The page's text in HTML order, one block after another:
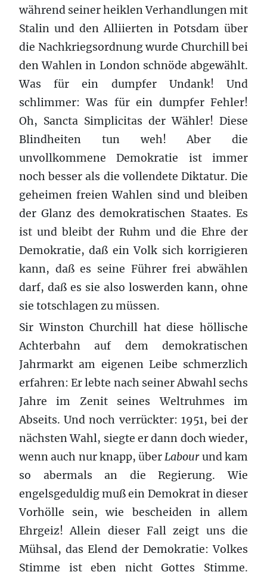
während seiner heiklen Verhandlungen mit
Stalin und den Alliierten in Potsdam über
die Nachkriegsordnung wurde Churchill bei
den Wahlen in London schnöde abgewählt.
Was für ein dumpfer Undank! Und
schlimmer: Was für ein dumpfer Fehler!
Oh, Sancta Simplicitas der Wähler! Diese
Blindheiten tun weh! Aber die
unvollkommene Demokratie ist immer
noch besser als die vollendete Diktatur. Die
geheimen freien Wahlen sind und bleiben
der Glanz des demokratischen Staates. Es
ist und bleibt der Ruhm und die Ehre der
Demokratie, daß ein Volk sich korrigieren
kann, daß es seine Führer frei abwählen
darf, daß es sie also loswerden kann, ohne
sie totschlagen zu müssen.
Sir Winston Churchill hat diese höllische
Achterbahn auf dem demokratischen
Jahrmarkt am eigenen Leibe schmerzlich
erfahren: Er lebte nach seiner Abwahl sechs
Jahre im Zenit seines Weltruhmes im
Abseits. Und noch verrückter: 1951, bei der
nächsten Wahl, siegte er dann doch wieder,
wenn auch nur knapp, überLabourund kam
so abermals an die Regierung. Wie
engelsgeduldig muß ein Demokrat in dieser
Vorhölle sein, wie bescheiden in allem
Ehrgeiz! Allein dieser Fall zeigt uns die
Mühsal, das Elend der Demokratie: Volkes
Stimme ist eben nicht Gottes Stimme.